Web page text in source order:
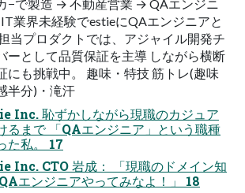
−で製造 → 不動産営業 → QAエンジニ
業界未経験でestieにQAエンジニアと
当プロダクトでは、アジャイル開発チ
ーとして品質保証を主導 しながら横断
にも挑戦中。 趣味・特技 筋トレ(趣味
半分)・滝汗
Inc. 恥ずかしながら現職のカジュア
るまで 「QAエンジニア」という職種
た私。 17
Inc. CTO 岩成： 「現職のドメイン知
エンジニアやってみなよ！」 18